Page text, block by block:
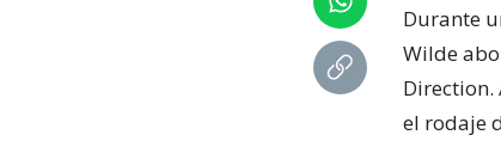
Durante
Wilde
Direction.
el rodaje